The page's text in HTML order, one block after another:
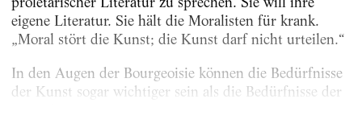
eigene Literatur. Sie hält die Moralisten für krank.
„Moral stört die Kunst; die Kunst darf nicht urteilen.“
In den Augen der Bourgeoisie können die Bedürfnisse
der Kunst sogar wichtiger sein als die Bedürfnisse der